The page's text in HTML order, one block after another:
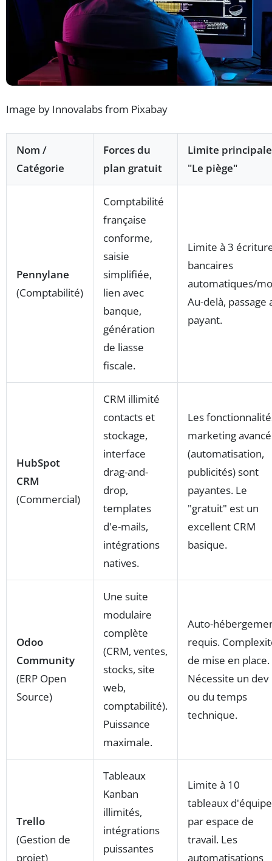
Image by Innovalabs from Pixabay
Nom /
Catégorie
Forces du
plan gratuit
Limite
"Le piège"
Pennylane
(Comptabilité)
Comptabilité
française
conforme,
saisie
simplifiée,
lien avec
banque,
génération
de liasse
fiscale.
Limite à 3
bancaires
automatiques/
Au-delà, passage
payant.
HubSpot
CRM
(Commercial)
CRM illimité
contacts et
stockage,
interface
drag-and-
drop,
templates
d'e-mails,
intégrations
natives.
Les
marketing
(automatisation,
publicités) sont
payantes. Le
"gratuit" est un
excellent CRM
basique.
Odoo
Community
(ERP Open
Source)
Une suite
modulaire
complète
(CRM, ventes,
stocks, site
web,
comptabilité).
Puissance
maximale.
Auto-
requis.
de mise en place.
Nécessite un dev
ou du temps
technique.
Trello
(Gestion de
projet)
Tableaux
Kanban
illimités,
intégrations
puissantes
Limite à 10
tableaux d'équipe
par espace de
travail. Les
automatisations